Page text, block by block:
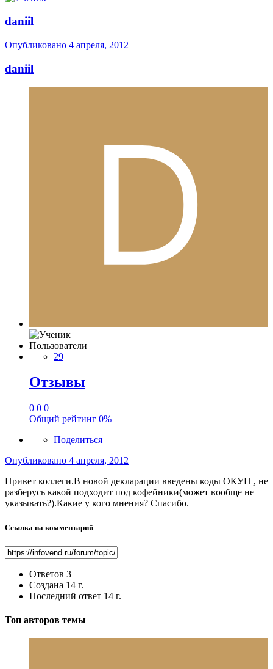
daniil
Опубликовано 4 апреля, 2012
daniil
Пользователи
29
Отзывы
0 0 0
Общий рейтинг 0%
Поделиться
Опубликовано 4 апреля, 2012
Привет коллеги.В новой декларации введены коды ОКУН , не
разберусь какой подходит под кофейники(может вообще не
указывать?).Какие у кого мнения? Спасибо.
Ссылка на комментарий
Ответов 3
Создана 14 г.
Последний ответ 14 г.
Топ авторов темы